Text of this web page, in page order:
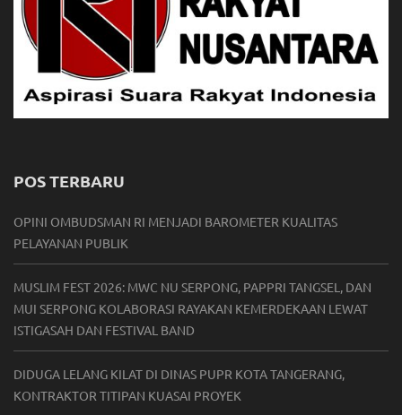
POS TERBARU
OPINI OMBUDSMAN RI MENJADI BAROMETER KUALITAS
PELAYANAN PUBLIK
MUSLIM FEST 2026: MWC NU SERPONG, PAPPRI TANGSEL, DAN
MUI SERPONG KOLABORASI RAYAKAN KEMERDEKAAN LEWAT
ISTIGASAH DAN FESTIVAL BAND
DIDUGA LELANG KILAT DI DINAS PUPR KOTA TANGERANG,
KONTRAKTOR TITIPAN KUASAI PROYEK